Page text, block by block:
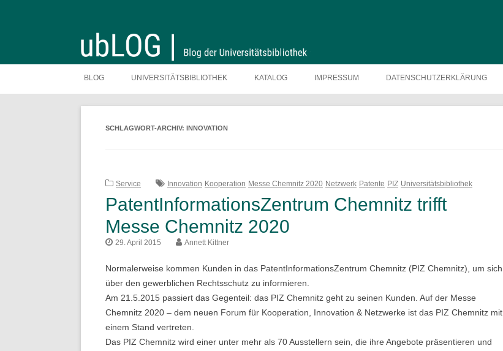
Inhalt
BLOG UNIVERSITÄTSBIBLIOTHEK KATALOG IMPRESSUM DATENSCHUTZERKLÄRUNG
SCHLAGWORT-ARCHIV: INNOVATION
Service Innovation Kooperation Messe Chemnitz 2020 Netzwerk Patente PIZ Universitätsbibliothek
PatentInformationsZentrum Chemnitz trifft
Messe Chemnitz 2020
29. April 2015 Annett Kittner
Normalerweise kommen Kunden in das PatentInformationsZentrum Chemnitz (PIZ Chemnitz), um sich
über den gewerblichen Rechtsschutz zu informieren.
Am 21.5.2015 passiert das Gegenteil: das PIZ Chemnitz geht zu seinen Kunden. Auf der Messe
Chemnitz 2020 – dem neuen Forum für Kooperation, Innovation & Netzwerke ist das PIZ Chemnitz mit
einem Stand vertreten.
Das PIZ Chemnitz wird einer unter mehr als 70 Ausstellern sein, die ihre Angebote präsentieren und